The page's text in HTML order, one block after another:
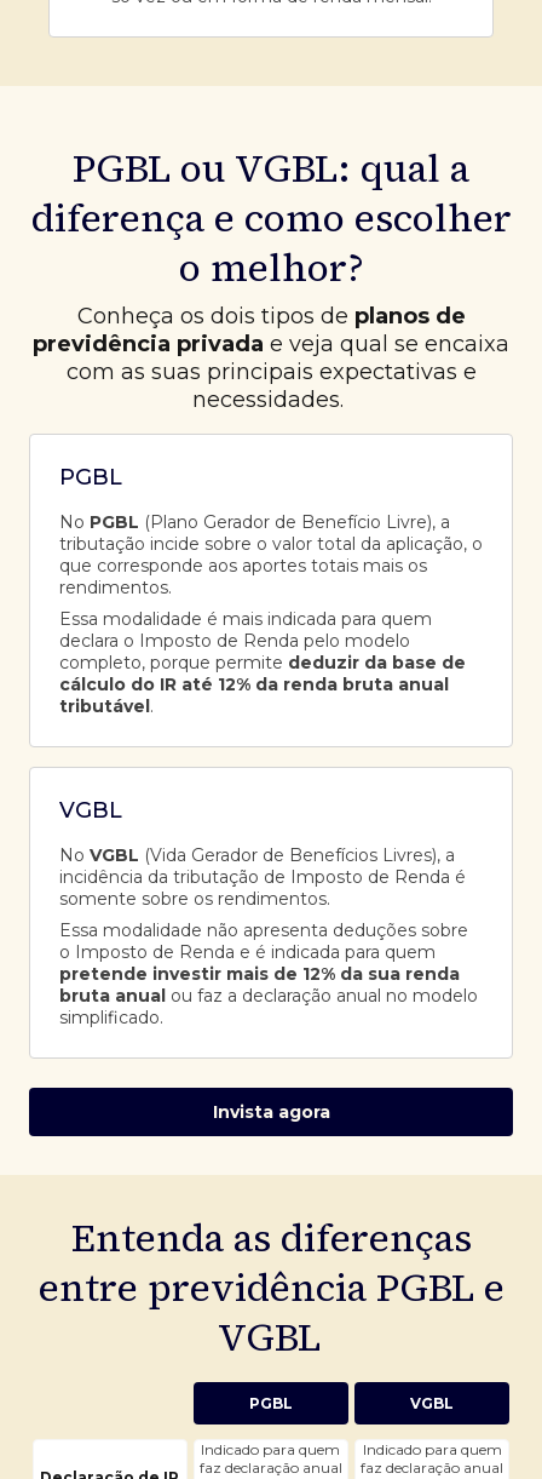
PGBL ou VGBL: qual a
diferença e como escolher
o melhor?
Conheça os dois tipos de planos de
previdência privada e veja qual se encaixa
com as suas principais expectativas e
necessidades.
PGBL
No PGBL (Plano Gerador de Benefício Livre), a
tributação incide sobre o valor total da aplicação, o
que corresponde aos aportes totais mais os
rendimentos.
Essa modalidade é mais indicada para quem
declara o Imposto de Renda pelo modelo
completo, porque permite deduzir da base de
cálculo do IR até 12% da renda bruta anual
tributável.
VGBL
No VGBL (Vida Gerador de Benefícios Livres), a
incidência da tributação de Imposto de Renda é
somente sobre os rendimentos.
Essa modalidade não apresenta deduções sobre
o Imposto de Renda e é indicada para quem
pretende investir mais de 12% da sua renda
bruta anual ou faz a declaração anual no modelo
simplificado.
Invista agora
Entenda as diferenças
entre previdência PGBL e
VGBL
PGBL VGBL
Indicado para quem
faz declaração anual
Indicado para quem
faz declaração anual